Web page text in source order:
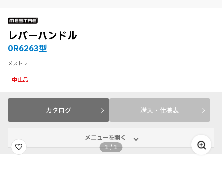
レバーハンドル
0R6263型
メストレ
中止品
カタログ 購入・仕様表
メニューを開く
1 /1